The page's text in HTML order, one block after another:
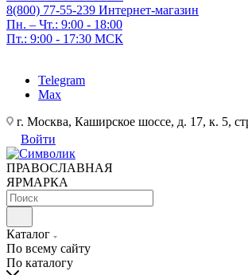
8(800) 77-55-239 Интернет-магазин
Пн. – Чт.: 9:00 - 18:00
Пт.: 9:00 - 17:30 МСК
Telegram
Max
г. Москва, Каширское шоссе, д. 17, к. 5,
Войти
ПРАВОСЛАВНАЯ
ЯРМАРКА
Каталог
По всему сайту
По каталогу